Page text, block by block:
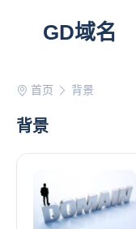
GD域名
首页 背景
背景